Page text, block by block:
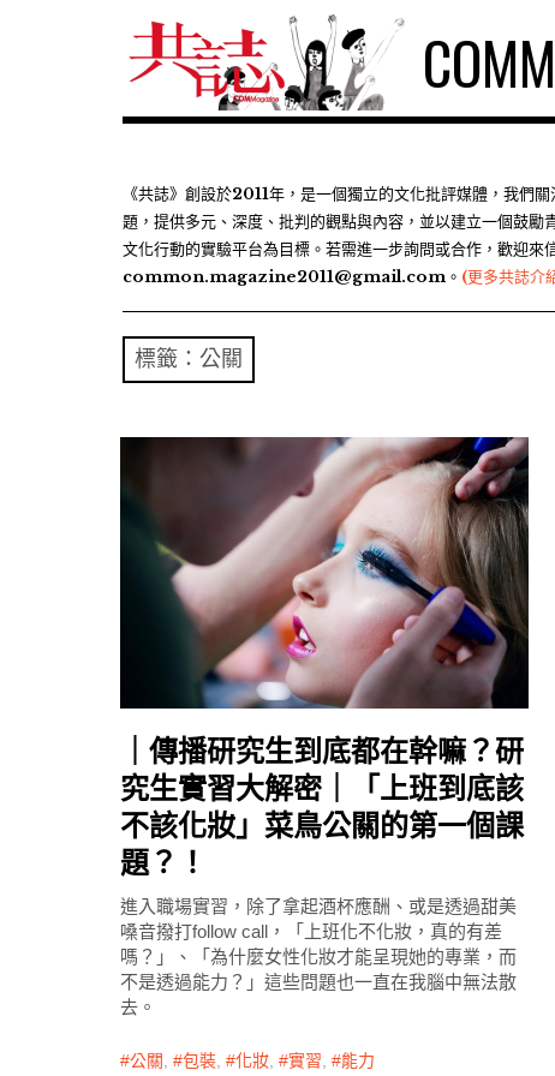
《共誌》創設於2011年，是一個獨立的文化批評媒體，我們
題，提供多元、深度、批判的觀點與內容，並以建立一個鼓勵
文化行動的實驗平台為目標。若需進一步詢問或合作，歡迎來
common.magazine2011@gmail.com。 (更多共誌介
標籤：公關
｜傳播研究生到底都在幹嘛？研
究生實習大解密｜「上班到底該
不該化妝」菜鳥公關的第一個課
題？！
進入職場實習，除了拿起酒杯應酬、或是透過甜美
嗓音撥打follow call，「上班化不化妝，真的有差
嗎？」、「為什麼女性化妝才能呈現她的專業，而
不是透過能力？」這些問題也一直在我腦中無法散
去。
公關, 包裝, 化妝, 實習, 能力